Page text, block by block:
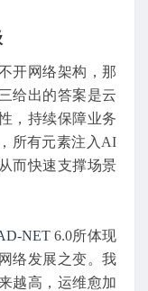
开网络架构，那
给出的答案是云
，持续保障业务
所有元素注入AI
而快速支撑场景
NET6.0所体现
络发展之变。我
越高，运维愈加